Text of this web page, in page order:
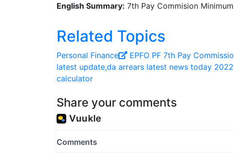
Related Topics
Personal Finance EPFO PF 7th Pay Commission
latest update,da arrears latest news today 2022
calculator